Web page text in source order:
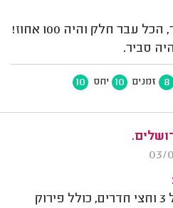
הוא בסדר גמור, הכל עבר חלק והיה 100 אחוז!
סביר.
8 זמנים 10 יחס 10
מעבר דירה של 3 וחצי חדרים, כולל פירוק